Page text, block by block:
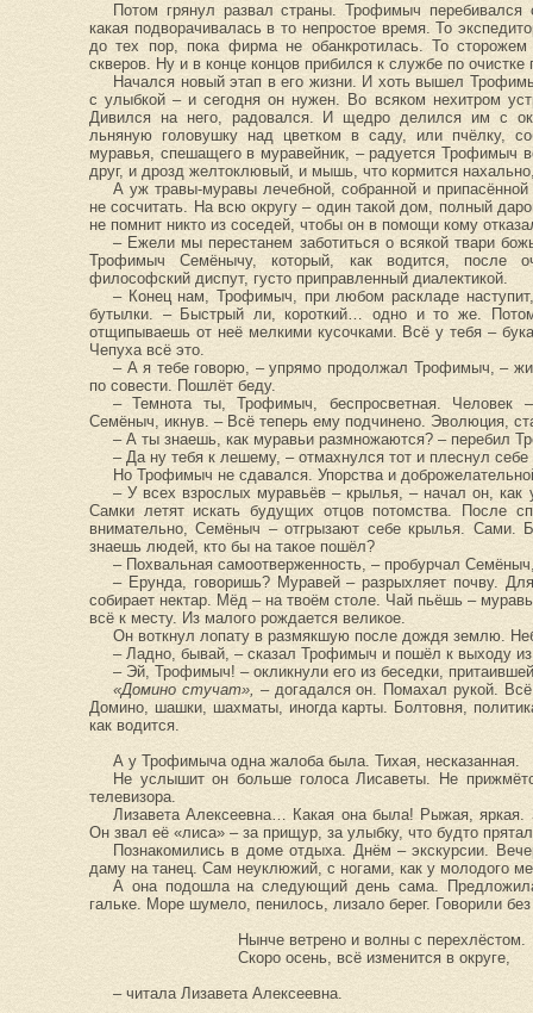
Потом грянул развал страны. Трофимыч
какая подворачивалась в то непростое время. То
до тех пор, пока фирма не обанкротилась. То
скверов. Ну и в конце концов прибился к службе по очистке
Начался новый этап в его жизни. И хоть вышел
с улыбкой – и сегодня он нужен. Во всяком нехитром
Дивился на него, радовался. И щедро делился им с
льняную головушку над цветком в саду, или пчёлку,
муравья, спешащего в муравейник, – радуется Трофимыч
друг, и дрозд желтоклювый, и мышь, что кормится
А уж травы-муравы лечебной, собранной и
не сосчитать. На всю округу – один такой дом, полный
не помнит никто из соседей, чтобы он в помощи кому
– Ежели мы перестанем заботиться о всякой твари
Трофимыч Семёнычу, который, как водится, после
философский диспут, густо приправленный диалектикой.
– Конец нам, Трофимыч, при любом раскладе
бутылки. – Быстрый ли, короткий… одно и то же.
отщипываешь от неё мелкими кусочками. Всё у тебя –
Чепуха всё это.
– А я тебе говорю, – упрямо продолжал Трофимыч, –
по совести. Пошлёт беду.
– Темнота ты, Трофимыч, беспросветная. Человек
Семёныч, икнув. – Всё теперь ему подчинено. Эволюция,
– А ты знаешь, как муравьи размножаются? – перебил
– Да ну тебя к лешему, – отмахнулся тот и плеснул
Но Трофимыч не сдавался. Упорства и
– У всех взрослых муравьёв – крылья, – начал он,
Самки летят искать будущих отцов потомства. После
внимательно, Семёныч – отгрызают себе крылья.
знаешь людей, кто бы на такое пошёл?
– Похвальная самоотверженность, – пробурчал
– Ерунда, говоришь? Муравей – разрыхляет почву.
собирает нектар. Мёд – на твоём столе. Чай пьёшь –
всё к месту. Из малого рождается великое.
Он воткнул лопату в размякшую после дождя землю.
– Ладно, бывай, – сказал Трофимыч и пошёл к выходу
– Эй, Трофимыч! – окликнули его из беседки,
«Домино стучат», – догадался он. Помахал рукой.
Домино, шашки, шахматы, иногда карты. Болтовня,
как водится.
А у Трофимыча одна жалоба была. Тихая, несказанная.
Не услышит он больше голоса Лисаветы. Не
телевизора.
Лизавета Алексеевна… Какая она была! Рыжая,
Он звал её «лиса» – за прищур, за улыбку, что будто
Познакомились в доме отдыха. Днём – экскурсии.
даму на танец. Сам неуклюжий, с ногами, как у молодого
А она подошла на следующий день сама.
гальке. Море шумело, пенилось, лизало берег. Говорили
Нынче ветрено и волны с перехлёстом.
Скоро осень, всё изменится в округе,
– читала Лизавета Алексеевна.